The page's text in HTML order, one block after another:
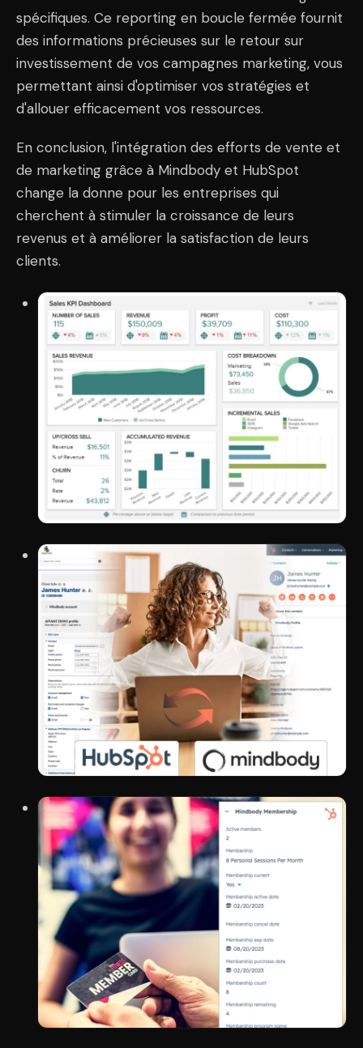
spécifiques. Ce reporting en boucle fermée fournit
des informations précieuses sur le retour sur
investissement de vos campagnes marketing, vous
permettant ainsi d'optimiser vos stratégies et
d'allouer efficacement vos ressources.
En conclusion, l'intégration des efforts de vente et
de marketing grâce à Mindbody et HubSpot
change la donne pour les entreprises qui
cherchent à stimuler la croissance de leurs
revenus et à améliorer la satisfaction de leurs
clients.